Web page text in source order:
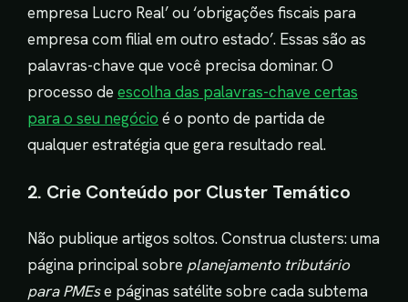
empresa Lucro Real’ ou ‘obrigações fiscais para
empresa com filial em outro estado’. Essas são as
palavras-chave que você precisa dominar. O
processo de escolha das palavras-chave certas
para o seu negócio é o ponto de partida de
qualquer estratégia que gera resultado real.
2. Crie Conteúdo por Cluster Temático
Não publique artigos soltos. Construa clusters: uma
página principal sobre planejamento tributário
para PMEse páginas satélite sobre cada subtema